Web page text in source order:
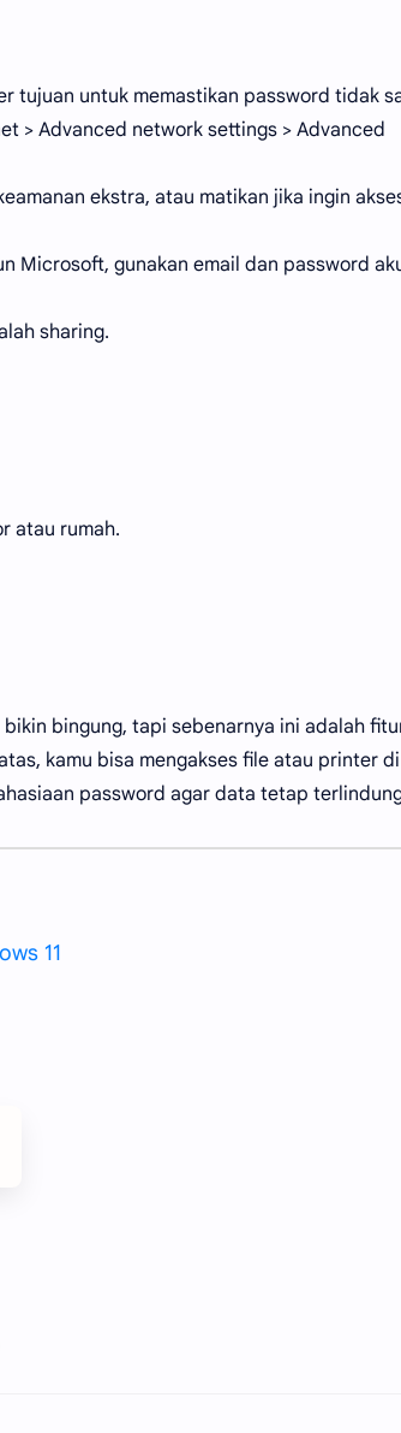
tujuan untuk memastikan password tidak
> Advanced network settings > Advanced
ekstra, atau matikan jika ingin
Microsoft, gunakan email dan password
sharing.
atau rumah.
bikin bingung, tapi sebenarnya ini adalah
kamu bisa mengakses file atau printer di
password agar data tetap
11